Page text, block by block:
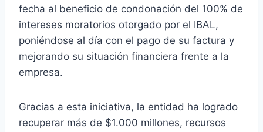
fecha al beneficio de condonación del 100% de
intereses moratorios otorgado por el IBAL,
poniéndose al día con el pago de su factura y
mejorando su situación financiera frente a la
empresa.
Gracias a esta iniciativa, la entidad ha logrado
recuperar más de $1.000 millones, recursos